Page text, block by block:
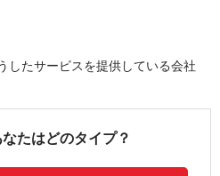
したサービスを提供している会社
たはどのタイプ？